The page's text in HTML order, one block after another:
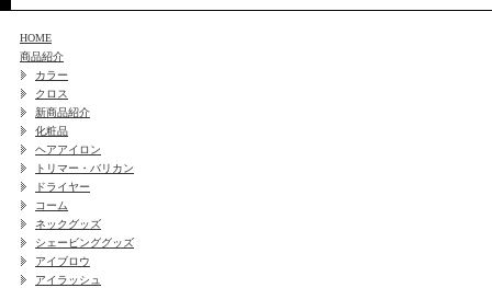
HOME
商品紹介
カラー
クロス
新商品紹介
化粧品
ヘアアイロン
トリマー・バリカン
ドライヤー
コーム
ネックグッズ
シェービンググッズ
アイブロウ
アイラッシュ